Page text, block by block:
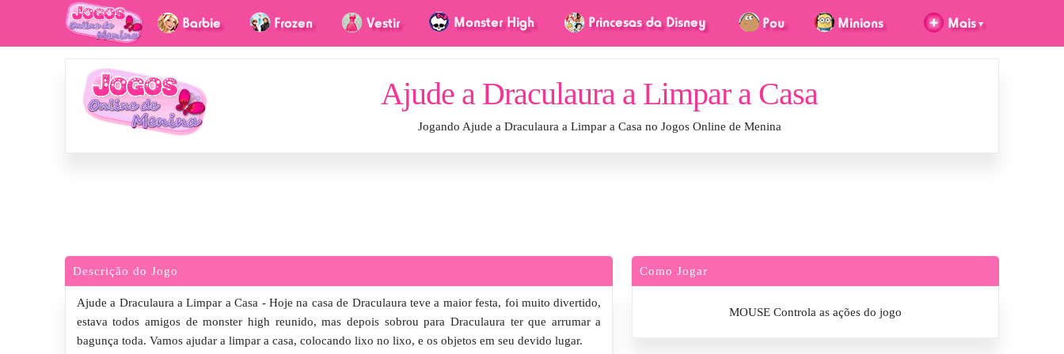
Ajude a Draculaura a Limpar a Casa
Jogando Ajude a Draculaura a Limpar a Casa no Jogos Online de Menina
Descrição do Jogo
Ajude a Draculaura a Limpar a Casa - Hoje na casa de Draculaura teve a maior festa, foi muito divertido,
estava todos amigos de monster high reunido, mas depois sobrou para Draculaura ter que arrumar a
bagunça toda. Vamos ajudar a limpar a casa, colocando lixo no lixo, e os objetos em seu devido lugar.
Como Jogar
MOUSE Controla as ações do jogo